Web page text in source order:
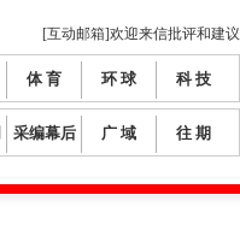
[互动邮箱]欢迎来信批评和建议
体 育 环 球 科 技
采编幕后 广 域 往 期